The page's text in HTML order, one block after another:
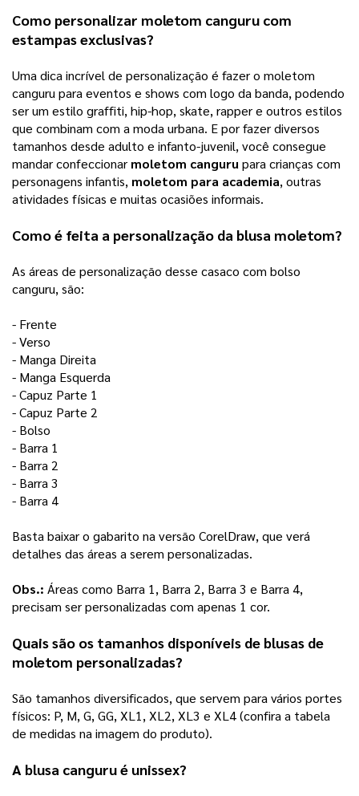
Como personalizar moletom canguru com
estampas exclusivas?
Uma dica incrível de personalização é fazer o moletom
canguru para eventos e shows com logo da banda, podendo
ser um estilo graffiti, hip-hop, skate, rapper e outros estilos
que combinam com a moda urbana. E por fazer diversos
tamanhos desde adulto e infanto-juvenil, você consegue
mandar confeccionar moletom canguru para crianças com
personagens infantis, moletom para academia, outras
atividades físicas e muitas ocasiões informais.
Como é feita a personalização da blusa moletom?
As áreas de personalização desse casaco com bolso
canguru, são:
- Frente
- Verso
- Manga Direita
- Manga Esquerda
- Capuz Parte 1
- Capuz Parte 2
- Bolso
- Barra 1
- Barra 2
- Barra 3
- Barra 4
Basta baixar o gabarito na versão CorelDraw, que verá
detalhes das áreas a serem personalizadas.
Obs.: Áreas como Barra 1, Barra 2, Barra 3 e Barra 4,
precisam ser personalizadas com apenas 1 cor.
moletom personalizadas?
São tamanhos diversificados, que servem para vários portes
físicos: P, M, G, GG, XL1, XL2, XL3 e XL4 (confira a tabela
de medidas na imagem do produto).
A blusa canguru é unissex?